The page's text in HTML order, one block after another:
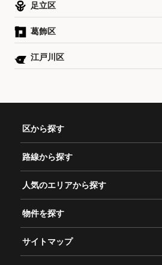
足立区
葛飾区
江戸川区
区から探す
路線から探す
人気のエリアから探す
物件を探す
サイトマップ